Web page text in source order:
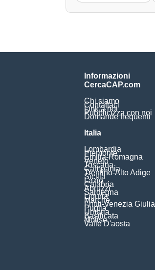
Informazioni
CercaCAP.com
Chi siamo
Contattaci
Link a noi
Pubblicizza con noi
Domande frequenti
Italia
Lombardia
Piemonte
Emilia-Romagna
Veneto
Toscana
Campania
Trentino-Alto Adige
Sicilia
Lazio
Calabria
Abruzzi
Sardegna
Liguria
Marche
Friuli-Venezia Giulia
Puglia
Umbria
Basilicata
Molise
Valle D'aosta